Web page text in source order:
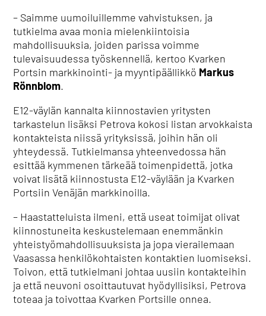
– Saimme uumoiluillemme vahvistuksen, ja
tutkielma avaa monia mielenkiintoisia
mahdollisuuksia, joiden parissa voimme
tulevaisuudessa työskennellä, kertoo Kvarken
Portsin markkinointi- ja myyntipäällikkö Markus
Rönnblom.
E12-väylän kannalta kiinnostavien yritysten
tarkastelun lisäksi Petrova kokosi listan arvokkaista
kontakteista niissä yrityksissä, joihin hän oli
yhteydessä. Tutkielmansa yhteenvedossa hän
esittää kymmenen tärkeää toimenpidettä, jotka
voivat lisätä kiinnostusta E12-väylään ja Kvarken
Portsiin Venäjän markkinoilla.
– Haastatteluista ilmeni, että useat toimijat olivat
kiinnostuneita keskustelemaan enemmänkin
yhteistyömahdollisuuksista ja jopa vierailemaan
Vaasassa henkilökohtaisten kontaktien luomiseksi.
Toivon, että tutkielmani johtaa uusiin kontakteihin
ja että neuvoni osoittautuvat hyödyllisiksi, Petrova
toteaa ja toivottaa Kvarken Portsille onnea.